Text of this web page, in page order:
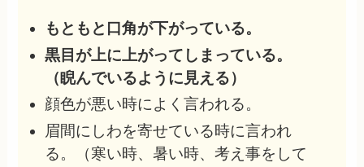
もともと口角が下がっている。
黒目が上に上がってしまっている。
（睨んでいるように見える）
顔色が悪い時によく言われる。
眉間にしわを寄せている時に言われ
る。（寒い時、暑い時、考え事をして